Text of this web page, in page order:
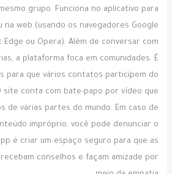
grupo. Funciona no aplicativo para
na web (usando os navegadores Google
ou Opera). Além de conversar com
a plataforma foca em comunidades. É
para que vários contatos participem do
site conta com bate-papo por vídeo que
de várias partes do mundo. Em caso de
impróprio, você pode denunciar o
é criar um espaço seguro para que as
conselhos e façam amizade por